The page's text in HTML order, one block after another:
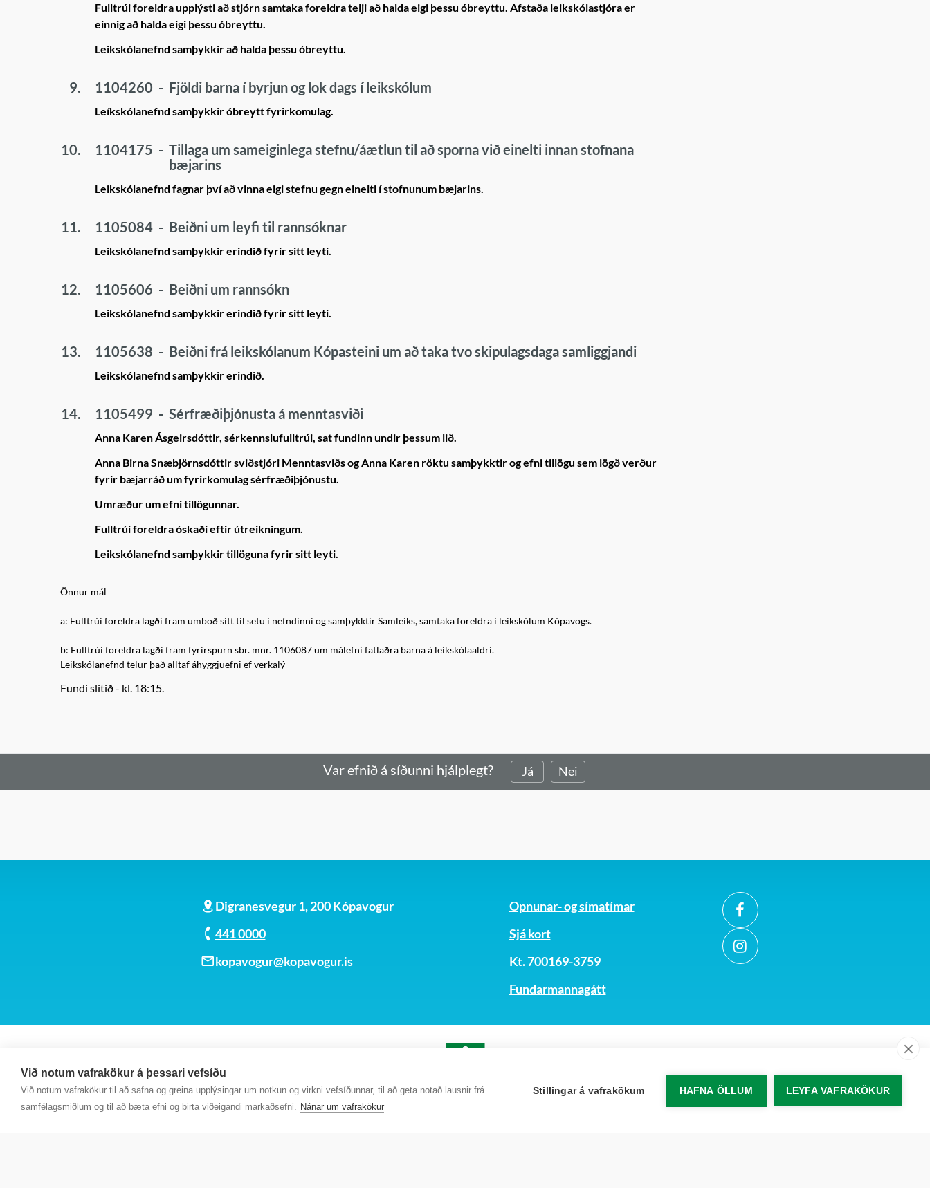
Við notum vafrakökur á þessari vefsíðu
Við notum vafrakökur til að safna og greina upplýsingar um notkun og virkni vefsíðunnar, til að geta notað lausnir frá
samfélagsmiðlum og til að bæta efni og birta viðeigandi markaðsefni. Nánar um vafrakökur
Stillingar á vafrakökum HAFNA ÖLLUM LEYFA VAFRAKÖKUR
Fulltrúi foreldra upplýsti að stjórn samtaka foreldra telji að halda eigi þessu óbreyttu. Afstaða leikskólastjóra er
einnig að halda eigi þessu óbreyttu.
Leikskólanefnd samþykkir að halda þessu óbreyttu.
9. 1104260 - Fjöldi barna í byrjun og lok dags í leikskólum
Leíkskólanefnd samþykkir óbreytt fyrirkomulag.
10. 1104175 - Tillaga um sameiginlega stefnu/áætlun til að sporna við einelti innan stofnana
bæjarins
Leikskólanefnd fagnar því að vinna eigi stefnu gegn einelti í stofnunum bæjarins.
11. 1105084 - Beiðni um leyfi til rannsóknar
Leikskólanefnd samþykkir erindið fyrir sitt leyti.
12. 1105606 - Beiðni um rannsókn
Leikskólanefnd samþykkir erindið fyrir sitt leyti.
13. 1105638 - Beiðni frá leikskólanum Kópasteini um að taka tvo skipulagsdaga samliggjandi
Leikskólanefnd samþykkir erindið.
14. 1105499 - Sérfræðiþjónusta á menntasviði
Anna Karen Ásgeirsdóttir, sérkennslufulltrúi, sat fundinn undir þessum lið.
Anna Birna Snæbjörnsdóttir sviðstjóri Menntasviðs og Anna Karen röktu samþykktir og efni tillögu sem lögð verður
fyrir bæjarráð um fyrirkomulag sérfræðiþjónustu.
Umræður um efni tillögunnar.
Fulltrúi foreldra óskaði eftir útreikningum.
Leikskólanefnd samþykkir tillöguna fyrir sitt leyti.
Önnur mál
a: Fulltrúi foreldra lagði fram umboð sitt til setu í nefndinni og samþykktir Samleiks, samtaka foreldra í leikskólum Kópavogs.
b: Fulltrúi foreldra lagði fram fyrirspurn sbr. mnr. 1106087 um málefni fatlaðra barna á leikskólaaldri.
Leikskólanefnd telur það alltaf áhyggjuefni ef verkalý
Fundi slitið - kl. 18:15.
Var efnið á síðunni hjálplegt? Já Nei
Digranesvegur 1, 200 Kópavogur
441 0000
kopavogur@kopavogur.is
Opnunar- og símatímar
Sjá kort
Kt. 700169-3759
Fundarmannagátt